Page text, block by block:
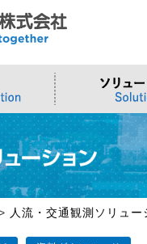
ラウド シ
>
DX
流・交通観測
ジ >
問い合わせ >
人流・交通観測ソリュー